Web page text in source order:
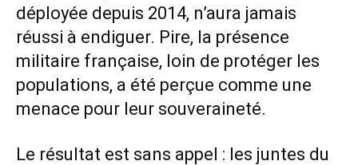
déployée depuis 2014, n’aura jamais
réussi à endiguer. Pire, la présence
militaire française, loin de protéger les
populations, a été perçue comme une
menace pour leur souveraineté.
Le résultat est sans appel : les juntes du